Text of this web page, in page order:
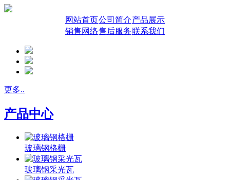
网站首页公司简介产品展示
销售网络售后服务联系我们
更多..
产品中心
玻璃钢格栅
玻璃钢采光瓦